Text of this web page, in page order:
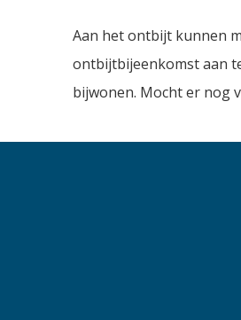
Aan het ontbijt kunnen
ontbijtbijeenkomst aan
bijwonen. Mocht er nog